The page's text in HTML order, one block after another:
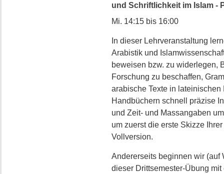
und Schriftlichkeit im Islam -
Mi. 14:15 bis 16:00
In dieser Lehrveranstaltung
Arabistik und
beweisen bzw. zu widerlegen,
Forschung zu beschaffen,
arabische Texte in
Handbüchern schnell präzise
und Zeit- und Massangaben
um zuerst die erste Skizze
Vollversion.
Andererseits beginnen wir (auf
dieser Drittsemester-Übung